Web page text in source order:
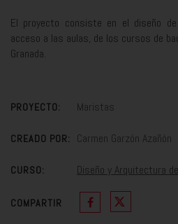
El proyecto consiste en el diseño
acceso a las aulas, de los cursos de
Granada.
PROYECTO: Maristas
CREADO POR: Carmen Garzón Azañón
CURSO: Diseño y Arquitectura
COMPARTIR